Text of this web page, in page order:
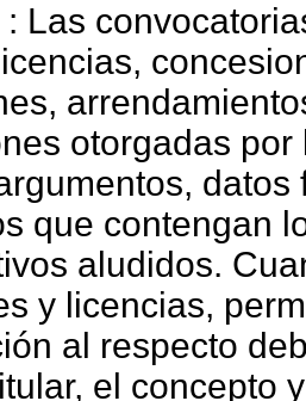
: Las
otorgadas
que contengan
aludidos.
y licencias,
al respecto
el concepto